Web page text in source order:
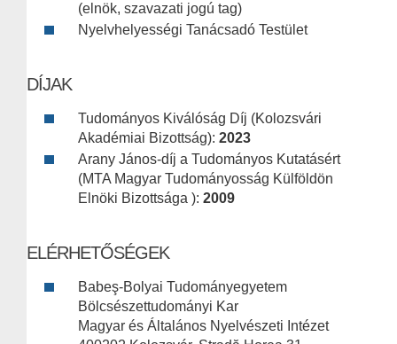
(elnök, szavazati jogú tag)
Nyelvhelyességi Tanácsadó Testület
DÍJAK
Tudományos Kiválóság Díj (Kolozsvári
Akadémiai Bizottság): 2023
Arany János-díj a Tudományos Kutatásért
(MTA Magyar Tudományosság Külföldön
Elnöki Bizottsága ): 2009
ELÉRHETŐSÉGEK
Babeş-Bolyai Tudományegyetem
Bölcsészettudományi Kar
Magyar és Általános Nyelvészeti Intézet